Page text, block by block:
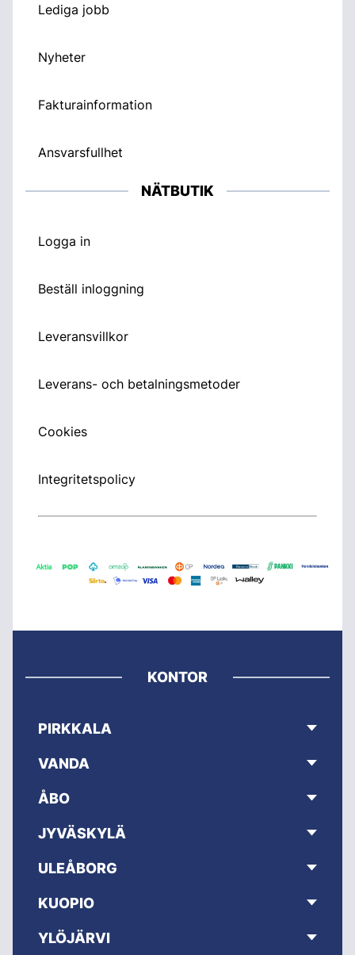
Lediga jobb
Nyheter
Fakturainformation
Ansvarsfullhet
NÄTBUTIK
Logga in
Beställ inloggning
Leveransvillkor
Leverans- och betalningsmetoder
Cookies
Integritetspolicy
KONTOR
PIRKKALA
VANDA
ÅBO
JYVÄSKYLÄ
ULEÅBORG
KUOPIO
YLÖJÄRVI